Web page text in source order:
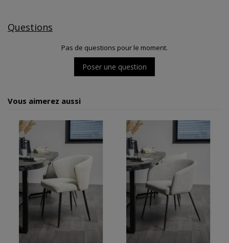
Questions
Pas de questions pour le moment.
Poser une question
Vous aimerez aussi